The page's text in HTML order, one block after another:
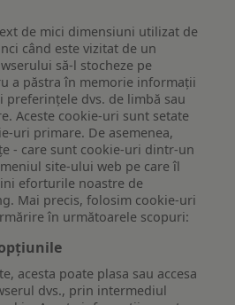
de mici dimensiuni utilizat de
când este vizitat de un
să-l stocheze pe
a păstra în memorie informații
preferințele dvs. de limbă sau
Aceste cookie-uri sunt setate
uri primare. De asemenea,
- care sunt cookie-uri dintr-un
site-ului web pe care îl
eforturile noastre de
Mai precis, folosim cookie-uri
în următoarele scopuri:
acesta poate plasa sau accesa
dvs., prin intermediul